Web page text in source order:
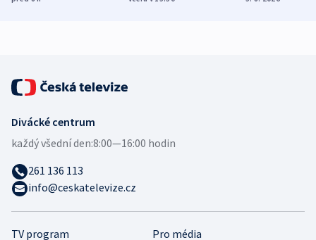
TV program Pro média
Divácké centrum
každý všední den:8:00—16:00 hodin
261 136 113
info@ceskatelevize.cz